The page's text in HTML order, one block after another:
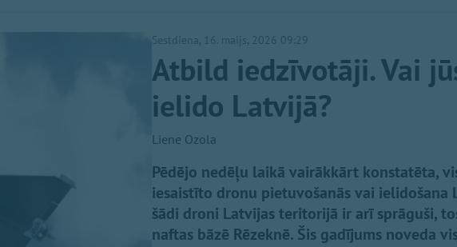
Sestdiena, 16. maijs, 2026 09:29
Atbild iedzīvotāji. Vai
ielido Latvijā?
Liene Ozola
Pēdējo nedēļu laikā vairākkārt konstatēta,
iesaistīto dronu pietuvošanās vai ielidošana
šādi droni Latvijas teritorijā ir arī sprāguši,
naftas bāzē Rēzeknē. Šis gadījums noveda